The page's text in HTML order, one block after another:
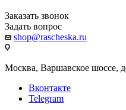
Заказать звонок
Задать вопрос
shop@rascheska.ru
Москва, Варшавское шоссе,
Вконтакте
Telegram